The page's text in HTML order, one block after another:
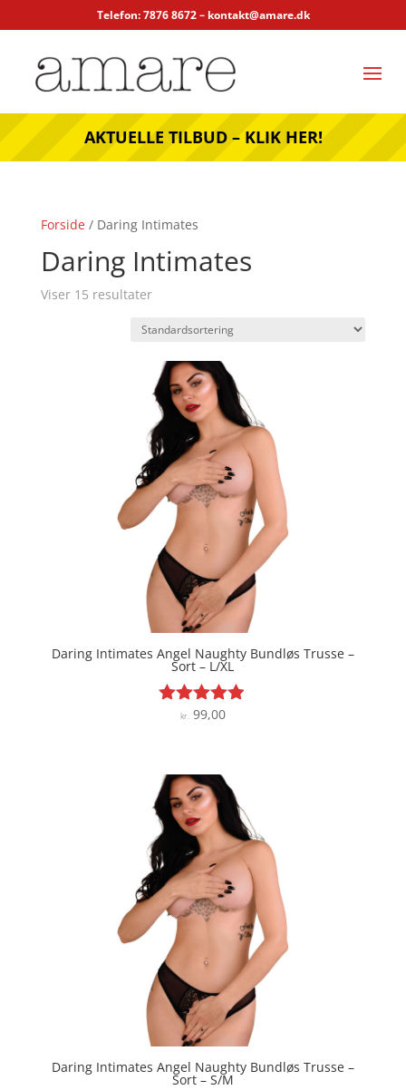
Telefon: 7876 8672 – kontakt@amare.dk
AKTUELLE TILBUD – KLIK HER!
Forside/ Daring Intimates
Daring Intimates
Viser 15 resultater
Daring Intimates Angel Naughty Bundløs Trusse –
Sort – L/XL
Vurderet
kr.99,00
Daring Intimates Angel Naughty Bundløs Trusse –
Sort – S/M